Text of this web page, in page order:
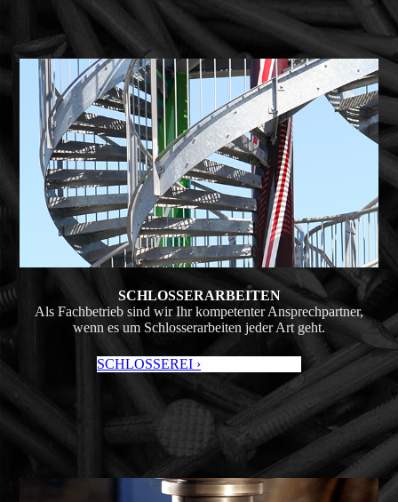
SCHLOSSER­ARBEITEN
Als Fachbetrieb sind wir Ihr kompetenter Ansprech­partner,
wenn es um Schlos­ser­arbeiten jeder Art geht.
SCHLOSSEREI ›